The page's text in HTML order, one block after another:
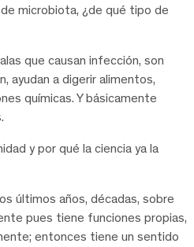
microbiota, ¿de qué tipo de
que causan infección, son
ayudan a digerir alimentos,
químicas. Y básicamente
y por qué la ciencia ya la
últimos años, décadas, sobre
pues tiene funciones propias,
entonces tiene un sentido